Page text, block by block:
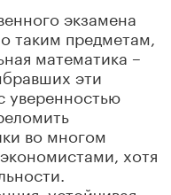
экзамена
таким предметам,
математика –
эти
уверенностью
во многом
хотя